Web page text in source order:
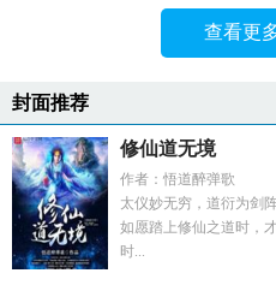
查看更
封面推荐
修仙道无境
作者：悟道醉弹歌
太仪妙无穷，道衍为剑
如愿踏上修仙之道时，
时...